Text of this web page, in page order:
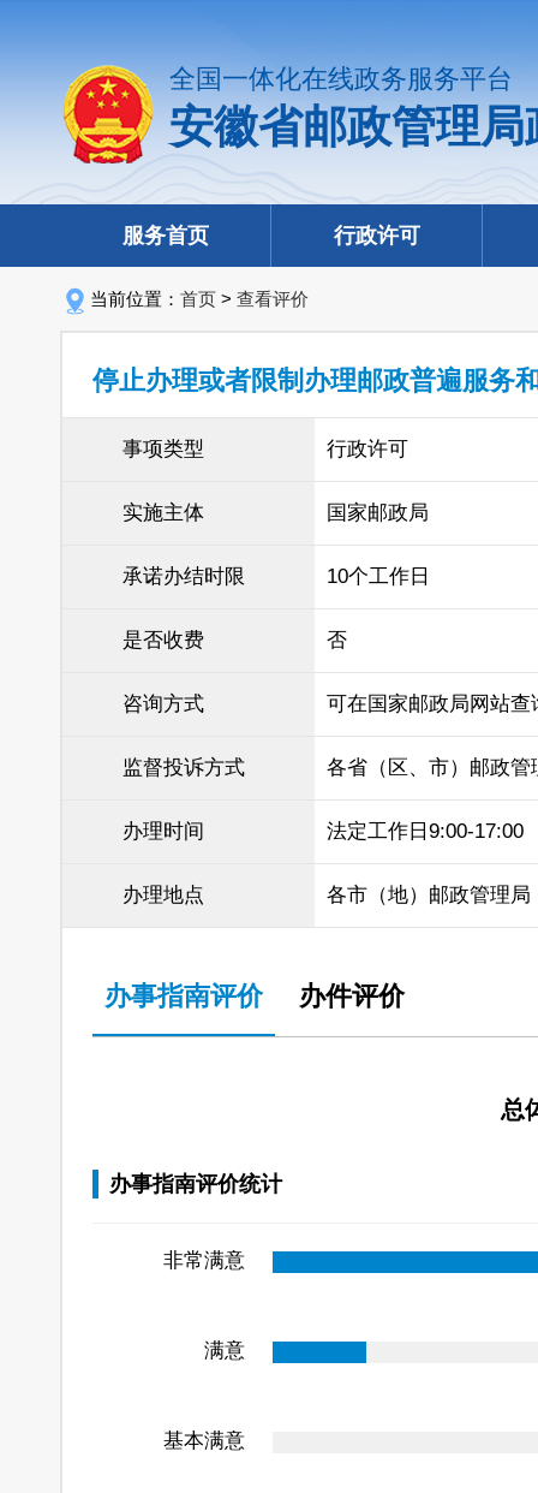
全国一体化在线政务服务平台
安徽省邮政管理
服务首页 行政许可
当前位置： 首页 > 查看评价
停止办理或者限制办理邮政普遍服务
事项类型 行政许可
实施主体 国家邮政局
承诺办结时限 10个工作日
是否收费 否
咨询方式 可在国家邮政局网站查
监督投诉方式 各省（区、市）邮政管
办理时间 法定工作日9:00-17:00
办理地点 各市（地）邮政管理局
办事指南评价 办件评价
总
办事指南评价统计
非常满意
满意
基本满意